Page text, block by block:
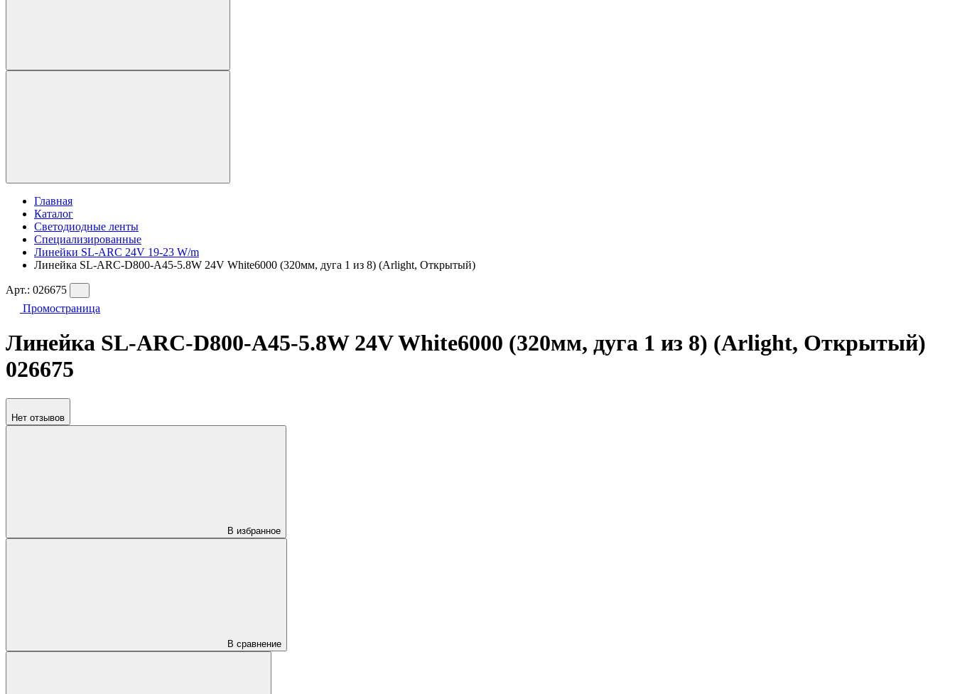
Главная
Каталог
Светодиодные ленты
Специализированные
Линейки SL-ARC 24V 19-23 W/m
Линейка SL-ARC-D800-A45-5.8W 24V White6000 (320мм, дуга 1 из 8) (Arlight, Открытый)
Арт.: 026675
Промостраница
Линейка SL-ARC-D800-A45-5.8W 24V White6000 (320мм, дуга 1 из 8) (Arlight, Открытый)
026675
Нет отзывов
В избранное
В сравнение